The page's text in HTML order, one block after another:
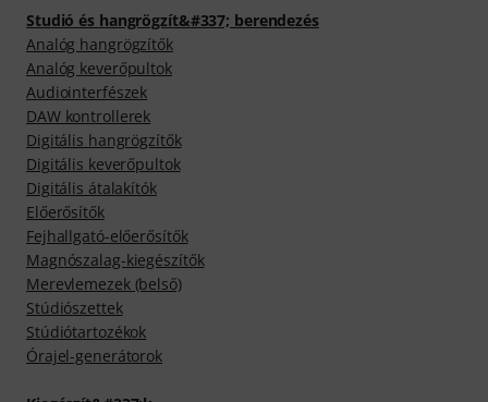
Studió és hangrögzít&#337; berendezés
Analóg hangrögzítők
Analóg keverőpultok
Audiointerfészek
DAW kontrollerek
Digitális hangrögzítők
Digitális keverőpultok
Digitális átalakítók
Előerősítők
Fejhallgató-előerősítők
Magnószalag-kiegészítők
Merevlemezek (belső)
Stúdiószettek
Stúdiótartozékok
Órajel-generátorok